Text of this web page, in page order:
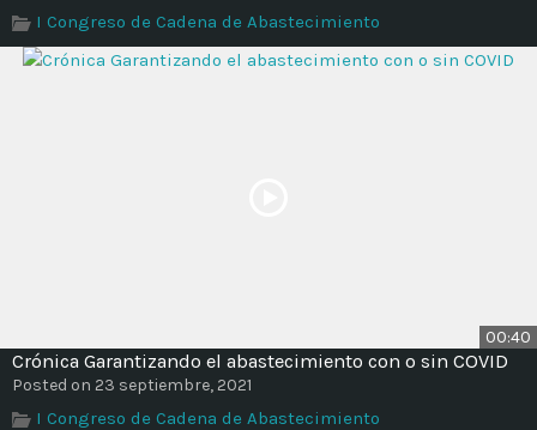
I Congreso de Cadena de Abastecimiento
00:40
Crónica Garantizando el abastecimiento con o sin COVID
Posted on 23 septiembre, 2021
I Congreso de Cadena de Abastecimiento